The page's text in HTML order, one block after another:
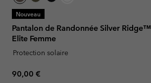
Nouveau
Pantalon de Randonnée Silver Ridge™
Elite Femme
Protection solaire
Regular price:
90,00 €